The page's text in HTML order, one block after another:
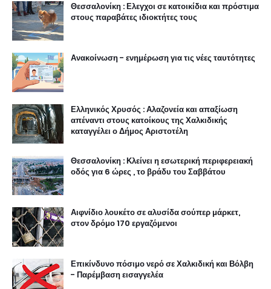
Θεσσαλονίκη : Ελεγχοι σε κατοικίδια και πρόστιμα
στους παραβάτες ιδιοκτήτες τους
Ανακοίνωση - ενημέρωση για τις νέες ταυτότητες
Ελληνικός Χρυσός : Αλαζονεία και απαξίωση
απέναντι στους κατοίκους της Χαλκιδικής
καταγγέλει ο Δήμος Αριστοτέλη
Θεσσαλονίκη : Κλείνει η εσωτερική περιφερειακή
οδός για 6 ώρες , το βράδυ του Σαββάτου
Αιφνίδιο λουκέτο σε αλυσίδα σούπερ μάρκετ,
στον δρόμο 170 εργαζόμενοι
Επικίνδυνο πόσιμο νερό σε Χαλκιδική και Βόλβη
- Παρέμβαση εισαγγελέα